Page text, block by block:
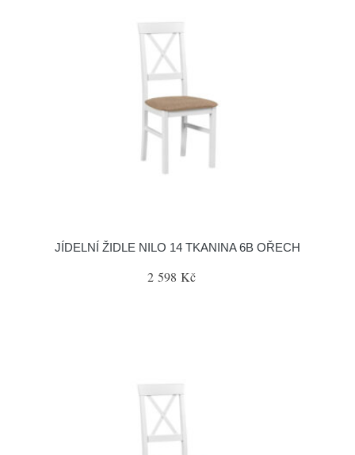
JÍDELNÍ ŽIDLE NILO 14 TKANINA 6B OŘECH
2 598 Kč